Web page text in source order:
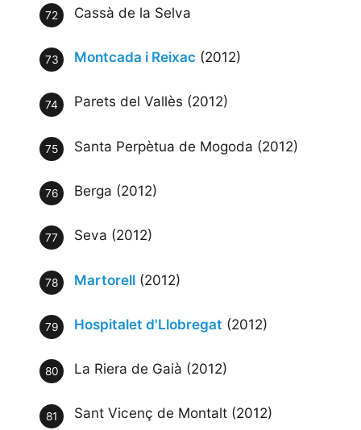
Cassà de la Selva
Montcada i Reixac (2012)
Parets del Vallès (2012)
Santa Perpètua de Mogoda (2012)
Berga (2012)
Seva (2012)
Martorell (2012)
Hospitalet d'Llobregat (2012)
La Riera de Gaià (2012)
Sant Vicenç de Montalt (2012)